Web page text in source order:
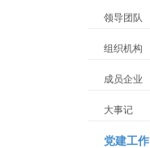
领导团队
组织机构
成员企业
大事记
党建工作